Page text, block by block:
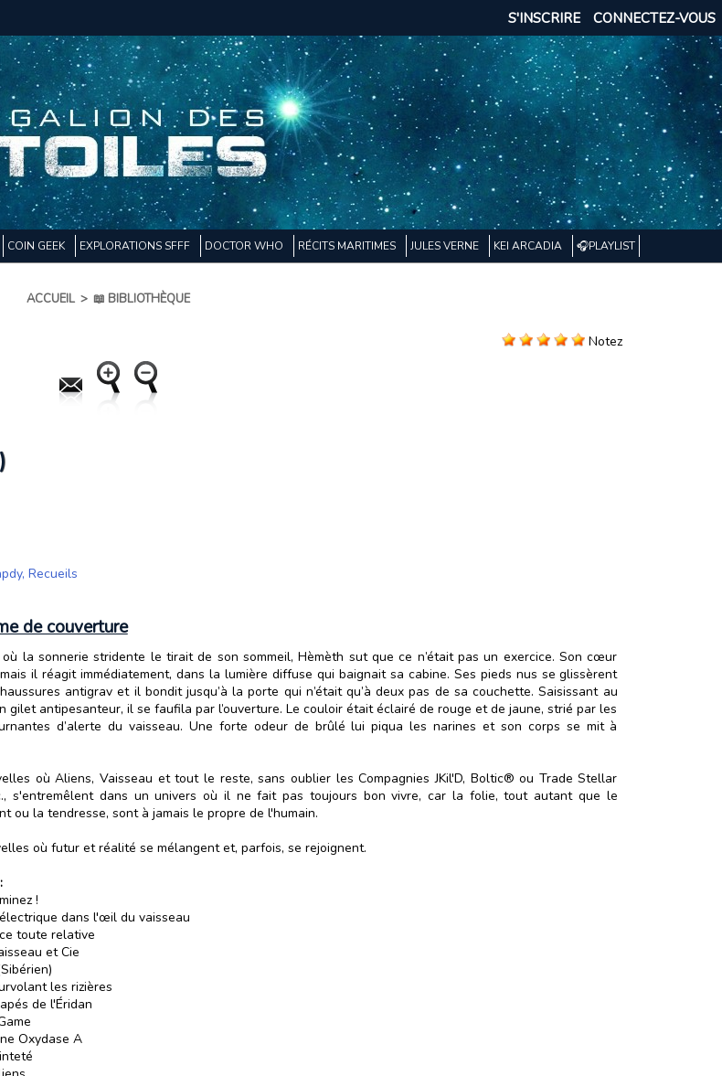
CONNECTEZ-VOUS
S'INSCRIRE
COIN GEEK EXPLORATIONS SFFF DOCTOR WHO RÉCITS MARITIMES JULES VERNE KEI ARCADIA 🎧PLAYLIST
ACCUEIL > 📖 BIBLIOTHÈQUE
Notez
, Recueils
de couverture
où la sonnerie stridente le tirait de son sommeil, Hèmèth sut que ce n’était pas un exercice. Son cœur
mais il réagit immédiatement, dans la lumière diffuse qui baignait sa cabine. Ses pieds nus se glissèrent
antigrav et il bondit jusqu’à la porte qui n’était qu’à deux pas de sa couchette. Saisissant au
gilet antipesanteur, il se faufila par l’ouverture. Le couloir était éclairé de rouge et de jaune, strié par les
d’alerte du vaisseau. Une forte odeur de brûlé lui piqua les narines et son corps se mit à
où Aliens, Vaisseau et tout le reste, sans oublier les Compagnies JKil'D, Boltic® ou Trade Stellar
s'entremêlent dans un univers où il ne fait pas toujours bon vivre, car la folie, tout autant que le
ou la tendresse, sont à jamais le propre de l'humain.
où futur et réalité se mélangent et, parfois, se rejoignent.
!
dans l'œil du vaisseau
toute relative
et Cie
les rizières
de l'Éridan
Oxydase A